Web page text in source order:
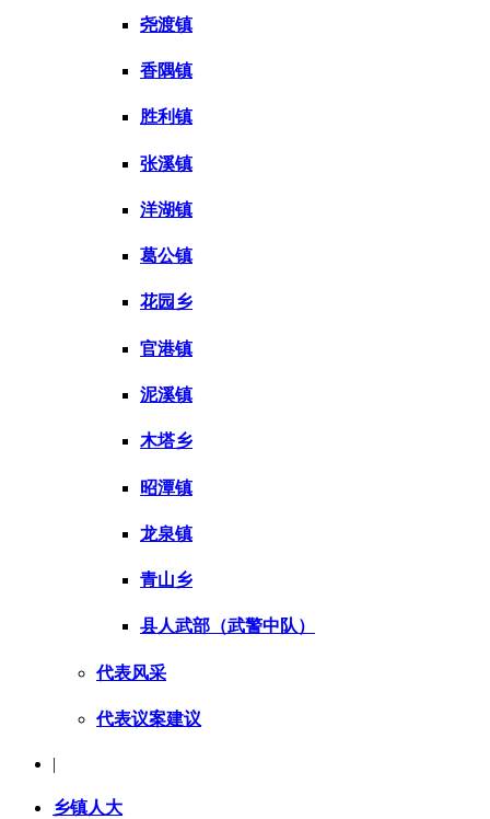
尧渡镇
香隅镇
胜利镇
张溪镇
洋湖镇
葛公镇
花园乡
官港镇
泥溪镇
木塔乡
昭潭镇
龙泉镇
青山乡
县人武部（武警中队）
代表风采
代表议案建议
|
乡镇人大